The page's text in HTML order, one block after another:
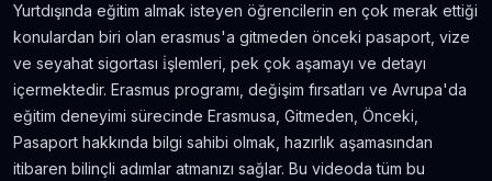
Film ve Dizi İzleyerek İngilizce Öğrenmek
İsteyenlere Tavsiyeler
Amerika'da Teknoloji Alışverişi ve Elektronik
Eşya Fiyatları
5.636gör.neredeyse 9 yıl önce
Yurtdışında eğitim almak isteyen öğrencilerin en çok merak ettiği
konulardan biri olan erasmus'a gitmeden önceki pasaport, vize
ve seyahat sigortası i̇şlemleri, pek çok aşamayı ve detayı
içermektedir. Erasmus programı, değişim fırsatları ve Avrupa'da
eğitim deneyimi sürecinde Erasmusa, Gitmeden, Önceki,
Pasaport hakkında bilgi sahibi olmak, hazırlık aşamasından
itibaren bilinçli adımlar atmanızı sağlar. Bu videoda tüm bu